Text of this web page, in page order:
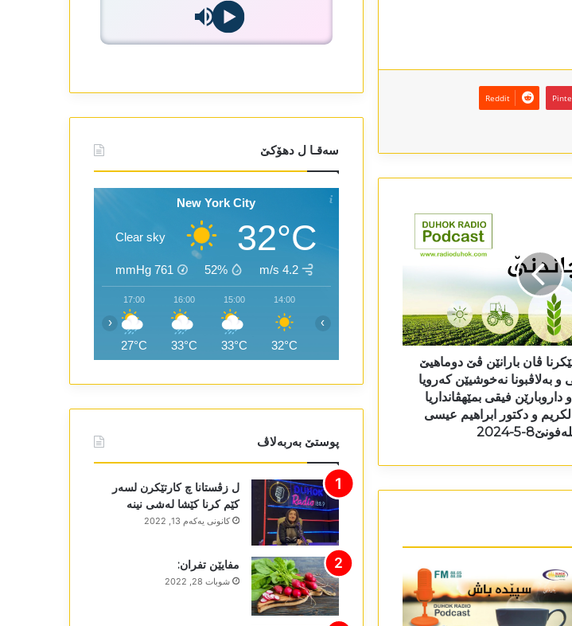
Reddit
ڤان بارانێن ڤێ دوماھیێ
بەلاڤبونا نەخوشیێن کەرویا
داروبارێن فیقی بمێھڤانداریا
و دکتور ابراھیم عیسی
5-2024
سەقـا ل دھۆکێ
New York City
32°C
Clear sky
4.2 m/s
52%
761
mmHg
14:00
32°C
15:00
33°C
16:00
33°C
17:00
27°C
‹ ›
پوستێ بەربەلاڤ
ل زڤستانا چ کارتێکرن لسەر
کێم کرنا کێشا لەشی نینە
كانونی یه‌كه‌م 13, 2022
مفایێن تفران:
شوبات 28, 2022